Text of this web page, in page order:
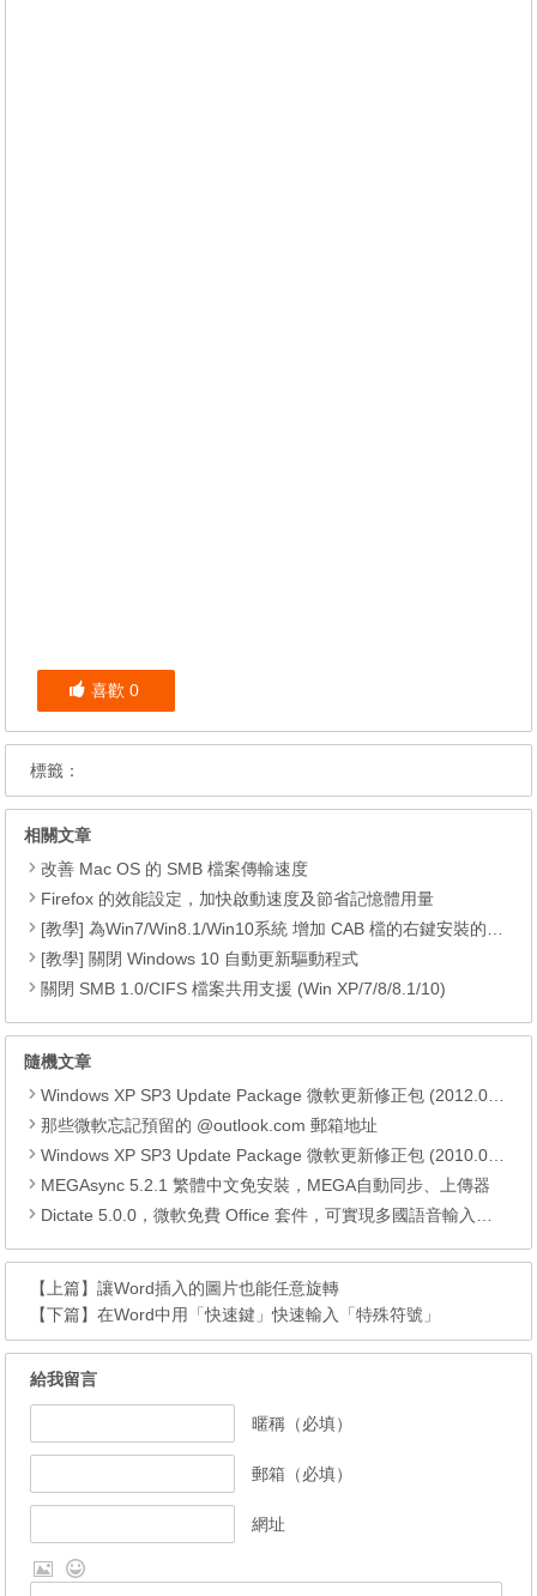
喜歡 0
標籤：
相關文章
改善 Mac OS 的 SMB 檔案傳輸速度
Firefox 的效能設定，加快啟動速度及節省記憶體用量
[教學] 為Win7/Win8.1/Win10系統 增加 CAB 檔的右鍵安裝的功能
[教學] 關閉 Windows 10 自動更新驅動程式
關閉 SMB 1.0/CIFS 檔案共用支援 (Win XP/7/8/8.1/10)
隨機文章
Windows XP SP3 Update Package 微軟更新修正包 (2012.02月份)
那些微軟忘記預留的 @outlook.com 郵箱地址
Windows XP SP3 Update Package 微軟更新修正包 (2010.08月份)
MEGAsync 5.2.1 繁體中文免安裝，MEGA自動同步、上傳器
Dictate 5.0.0，微軟免費 Office 套件，可實現多國語音輸入、直接翻譯多國語言
【上篇】讓Word插入的圖片也能任意旋轉
【下篇】在Word中用「快速鍵」快速輸入「特殊符號」
給我留言
暱稱（必填）
郵箱（必填）
網址